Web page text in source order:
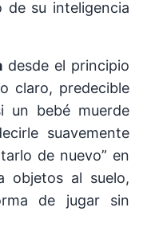
de su inteligencia
desde el principio
claro, predecible
un bebé muerde
suavemente
de nuevo” en
objetos al suelo,
de jugar sin